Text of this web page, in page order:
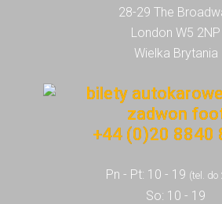
28-29 The
London W5 2NP
Wielka Brytania
+44 (0)20 8840
Pn - Pt: 10 - 19 (tel. do
So: 10 - 19